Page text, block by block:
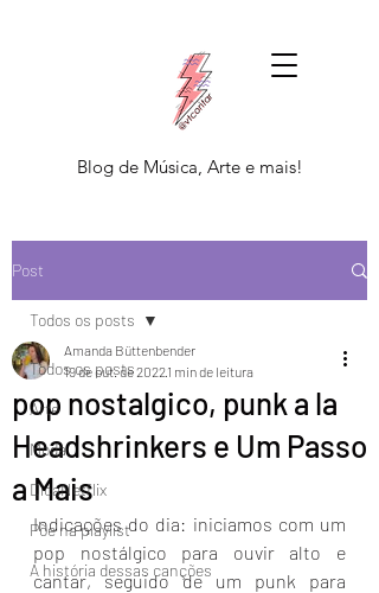
Blog de Música, Arte e mais!
Post
Todos os posts
Arte
Moda
DicaNetflix
Põe na playlist
A história dessas canções
Todos os posts
pop nostalgico, punk a la
Headshrinkers e Um Passo
a Mais
Amanda Büttenbender
19 de out. de 20221 min de leitura
Indicações do dia: iniciamos com um
pop nostálgico para ouvir alto e
cantar, seguido de um punk para